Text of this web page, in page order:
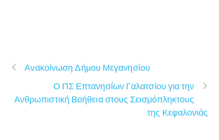
Ανακοίνωση Δήμου Μεγανησίου
Ο ΠΣ Επτανησίων Γαλατσίου για την
Ανθρωπιστική Βοήθεια στους Σεισμόπληκτους
της Κεφαλονιάς